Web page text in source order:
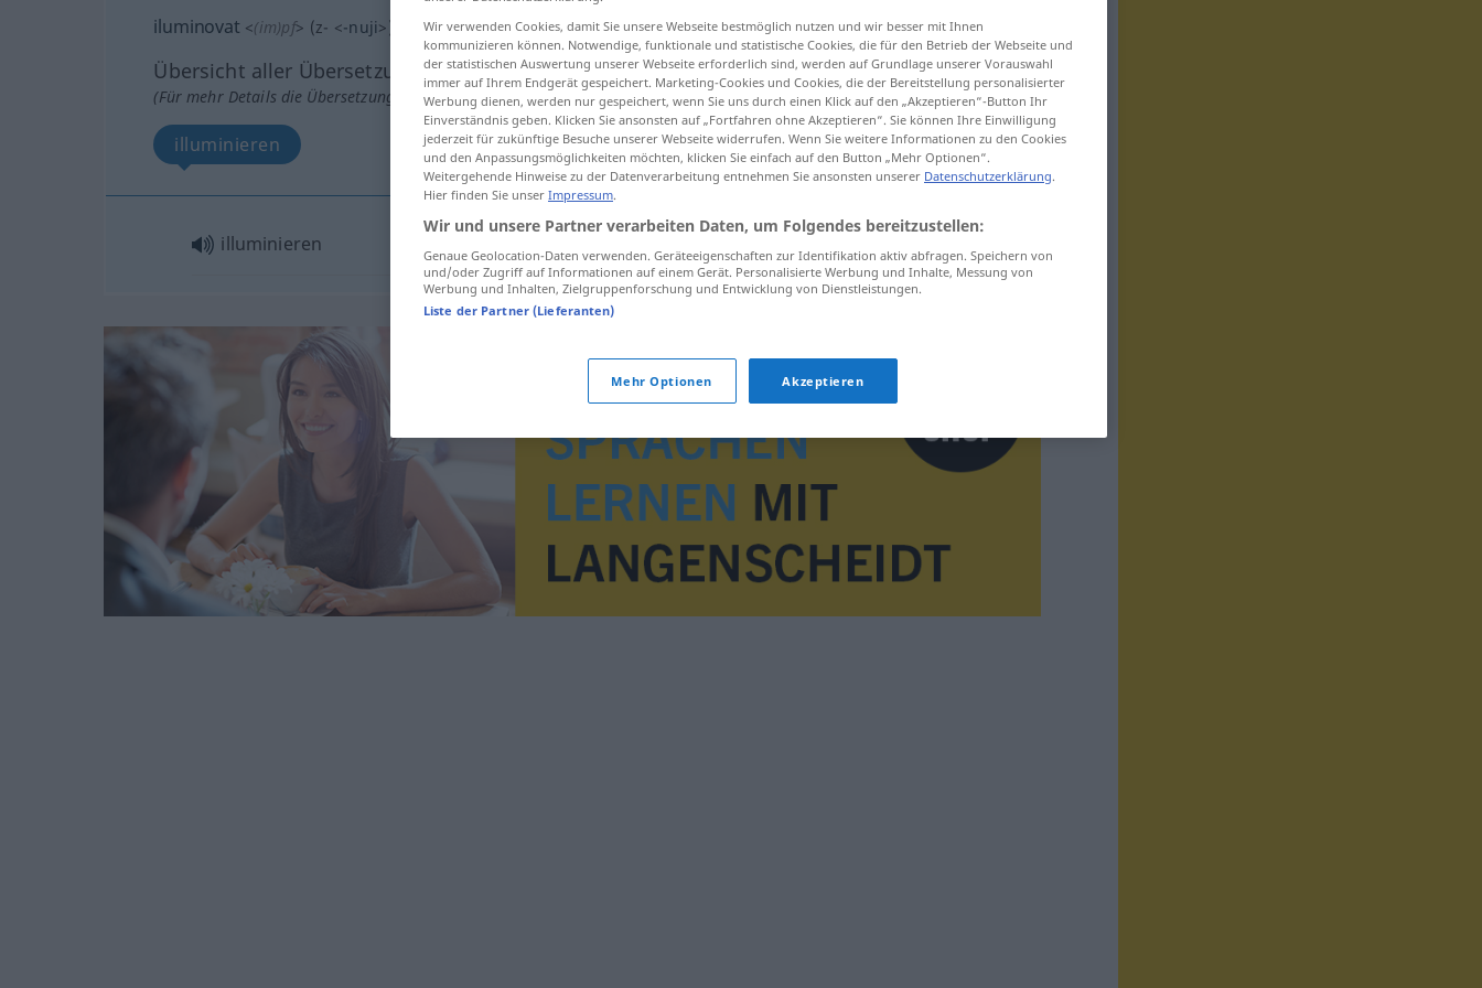
iluminovat <(im)pf> (z- <-nuji>)
Übersicht aller Übersetzungen
(Für mehr Details die Übersetzung anklicken/antippen)
illuminieren
illuminieren
Wir verwenden Cookies, damit Sie unsere Webseite bestmöglich nutzen und wir besser mit Ihnen
kommunizieren können. Notwendige, funktionale und statistische Cookies, die für den Betrieb der Webseite und
der statistischen Auswertung unserer Webseite erforderlich sind, werden auf Grundlage unserer Vorauswahl
immer auf Ihrem Endgerät gespeichert. Marketing-Cookies und Cookies, die der Bereitstellung personalisierter
Werbung dienen, werden nur gespeichert, wenn Sie uns durch einen Klick auf den „Akzeptieren“-Button Ihr
Einverständnis geben. Klicken Sie ansonsten auf „Fortfahren ohne Akzeptieren“. Sie können Ihre Einwilligung
jederzeit für zukünftige Besuche unserer Webseite widerrufen. Wenn Sie weitere Informationen zu den Cookies
und den Anpassungsmöglichkeiten möchten, klicken Sie einfach auf den Button „Mehr Optionen“.
Weitergehende Hinweise zu der Datenverarbeitung entnehmen Sie ansonsten unserer Datenschutzerklärung.
Hier finden Sie unser Impressum.
Wir und unsere Partner verarbeiten Daten, um Folgendes bereitzustellen:
Genaue Geolocation-Daten verwenden. Geräteeigenschaften zur Identifikation aktiv abfragen. Speichern von
und/oder Zugriff auf Informationen auf einem Gerät. Personalisierte Werbung und Inhalte, Messung von
Werbung und Inhalten, Zielgruppenforschung und Entwicklung von Dienstleistungen.
Liste der Partner (Lieferanten)
Mehr Optionen Akzeptieren